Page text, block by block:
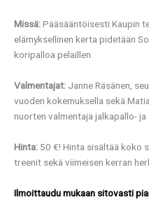
Missä:Pääsääntöisesti Kaupin
elämyksellinen kerta pidetään
koripalloa pelaillen.
Valmentajat: Janne Räsänen,
vuoden kokemuksella sekä
nuorten valmentaja jalkapallo-
Hinta: 50 €! Hinta sisältää koko
treenit sekä viimeisen kerran
Ilmoittaudu mukaan sitovasti